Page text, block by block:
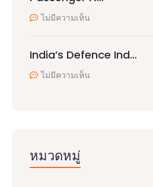
ไม่มีความเห็น
India’s Defence Ind…
ไม่มีความเห็น
หมวดหมู่